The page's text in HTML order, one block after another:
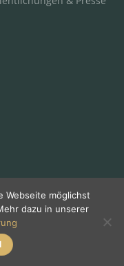
Webseite möglichst
dazu in unserer